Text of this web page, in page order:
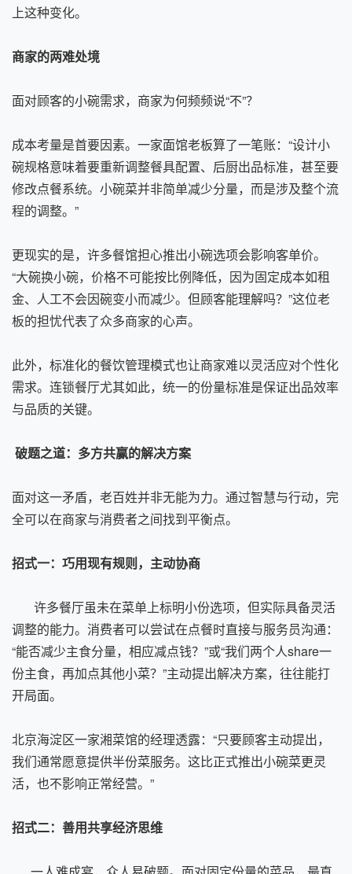
上这种变化。
商家的两难处境
面对顾客的小碗需求，商家为何频频说“不”？
成本考量是首要因素。一家面馆老板算了一笔账：“设计小
碗规格意味着要重新调整餐具配置、后厨出品标准，甚至要
修改点餐系统。小碗菜并非简单减少分量，而是涉及整个流
程的调整。”
更现实的是，许多餐馆担心推出小碗选项会影响客单价。
“大碗换小碗，价格不可能按比例降低，因为固定成本如租
金、人工不会因碗变小而减少。但顾客能理解吗？”这位老
板的担忧代表了众多商家的心声。
此外，标准化的餐饮管理模式也让商家难以灵活应对个性化
需求。连锁餐厅尤其如此，统一的份量标准是保证出品效率
与品质的关键。
破题之道：多方共赢的解决方案
面对这一矛盾，老百姓并非无能为力。通过智慧与行动，完
全可以在商家与消费者之间找到平衡点。
招式一：巧用现有规则，主动协商
许多餐厅虽未在菜单上标明小份选项，但实际具备灵活
调整的能力。消费者可以尝试在点餐时直接与服务员沟通：
“能否减少主食分量，相应减点钱？”或“我们两个人share一
份主食，再加点其他小菜？”主动提出解决方案，往往能打
开局面。
北京海淀区一家湘菜馆的经理透露：“只要顾客主动提出，
我们通常愿意提供半份菜服务。这比正式推出小碗菜更灵
活，也不影响正常经营。”
招式二：善用共享经济思维